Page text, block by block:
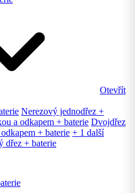
Otevřít
Nerezový jednodřez +
a odkapem + baterie Dvojdřez
+ baterie + 1 další
dřez + baterie